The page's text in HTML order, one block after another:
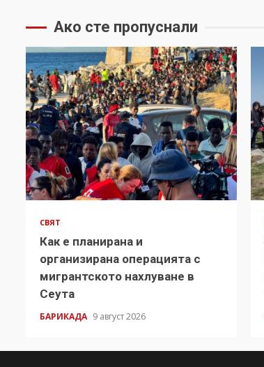
Ако сте пропуснали
СВЯТ
Как е планирана и
организирана операцията с
мигрантското нахлуване в
Сеута
БАРИКАДА 9 август 2026